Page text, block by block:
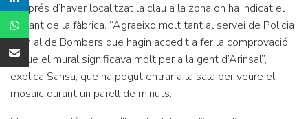
després d’haver localitzat la clau a la zona on ha indicat el
vigilant de la fàbrica. “Agraeixo molt tant al servei de Policia
com al de Bombers que hagin accedit a fer la comprovació,
ja que el mural significava molt per a la gent d’Arinsal”,
explica Sansa, que ha pogut entrar a la sala per veure el
mosaic durant un parell de minuts.